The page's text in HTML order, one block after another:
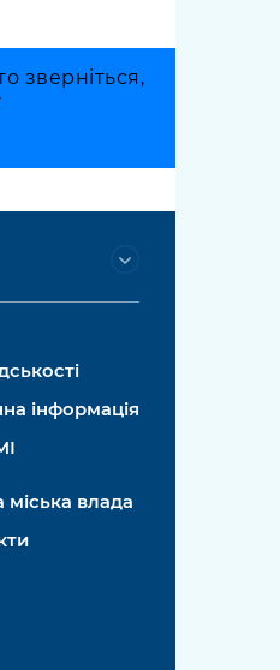
зверніться,
інформація
міська влада